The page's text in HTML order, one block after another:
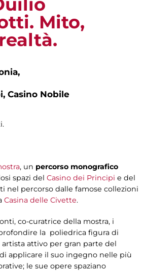
Mito,
Casino Nobile
, un percorso monografico
spazi del Casino dei Principi e del
nel percorso dalle famose collezioni
Casina delle Civette.
co-curatrice della mostra, i
la poliedrica figura di
attivo per gran parte del
applicare il suo ingegno nelle più
le sue opere spaziano